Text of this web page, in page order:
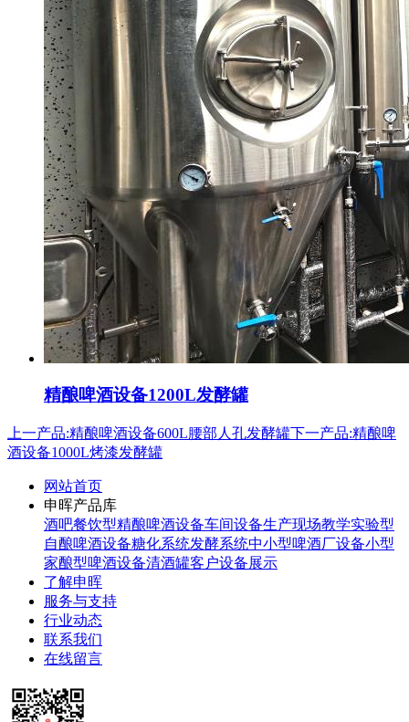
精酿啤酒设备1200L发酵罐
上一产品:精酿啤酒设备600L腰部人孔发酵罐下一产品:精酿啤
酒设备1000L烤漆发酵罐
网站首页
申晖产品库
酒吧餐饮型精酿啤酒设备车间设备生产现场教学实验型
自酿啤酒设备糖化系统发酵系统中小型啤酒厂设备小型
家酿型啤酒设备清酒罐客户设备展示
了解申晖
服务与支持
行业动态
联系我们
在线留言